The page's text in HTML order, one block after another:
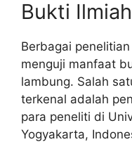
Bukti
Berbagai
menguji manfaat
lambung. Salah
terkenal adalah
para peneliti di
Yogyakarta,